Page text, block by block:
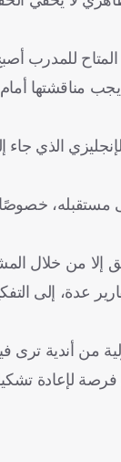
المتاح
مناقشتها
الذي
مستقبله،
منافسة مهاجمي إنجلترا على مقعد في
عدة، إلى
من أندية ترى
لإعادة